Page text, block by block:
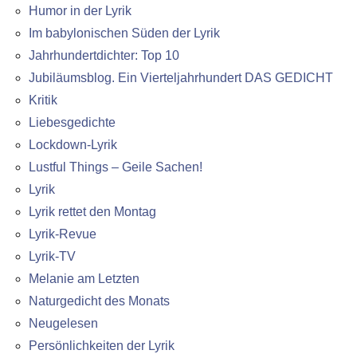
Humor in der Lyrik
Im babylonischen Süden der Lyrik
Jahrhundertdichter: Top 10
Jubiläumsblog. Ein Vierteljahrhundert DAS GEDICHT
Kritik
Liebesgedichte
Lockdown-Lyrik
Lustful Things – Geile Sachen!
Lyrik
Lyrik rettet den Montag
Lyrik-Revue
Lyrik-TV
Melanie am Letzten
Naturgedicht des Monats
Neugelesen
Persönlichkeiten der Lyrik